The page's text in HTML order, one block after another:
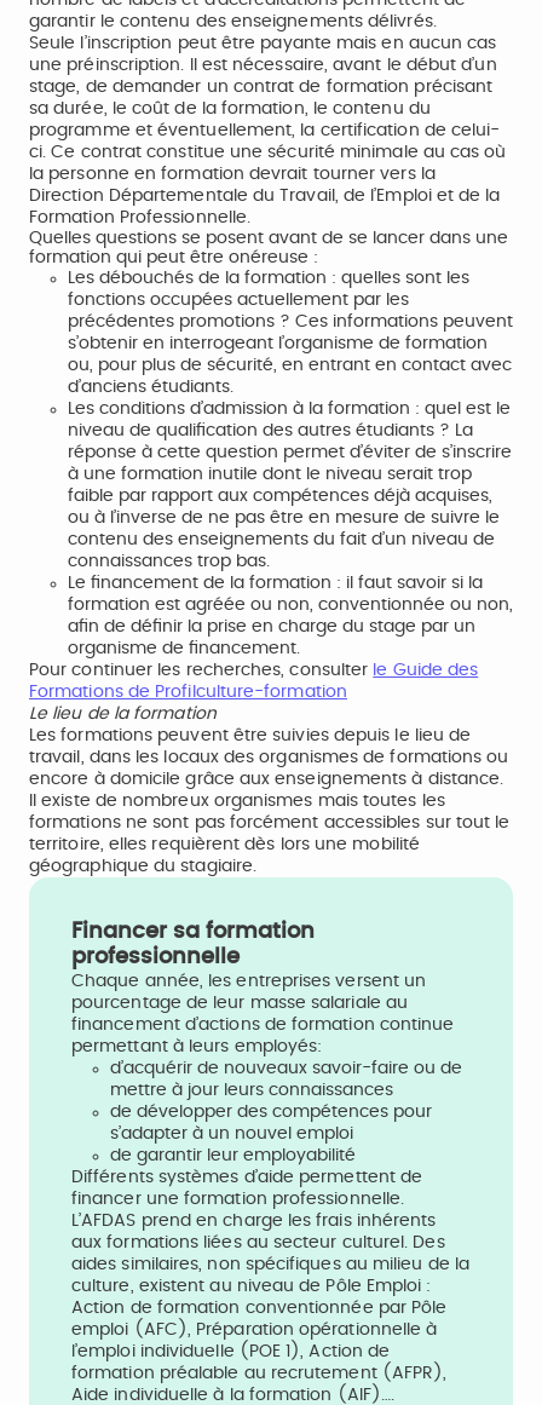
garantir le contenu des enseignements délivrés.
Seule l’inscription peut être payante mais en aucun cas
une préinscription. Il est nécessaire, avant le début d’un
stage, de demander un contrat de formation précisant
sa durée, le coût de la formation, le contenu du
programme et éventuellement, la certification de celui-
ci. Ce contrat constitue une sécurité minimale au cas où
la personne en formation devrait tourner vers la
Direction Départementale du Travail, de l’Emploi et de la
Formation Professionnelle.
Quelles questions se posent avant de se lancer dans une
formation qui peut être onéreuse :
Les débouchés de la formation : quelles sont les
fonctions occupées actuellement par les
précédentes promotions ? Ces informations peuvent
s’obtenir en interrogeant l’organisme de formation
ou, pour plus de sécurité, en entrant en contact avec
d’anciens étudiants.
Les conditions d’admission à la formation : quel est le
niveau de qualification des autres étudiants ? La
réponse à cette question permet d’éviter de s’inscrire
à une formation inutile dont le niveau serait trop
faible par rapport aux compétences déjà acquises,
ou à l’inverse de ne pas être en mesure de suivre le
contenu des enseignements du fait d’un niveau de
connaissances trop bas.
Le financement de la formation : il faut savoir si la
formation est agréée ou non, conventionnée ou non,
afin de définir la prise en charge du stage par un
organisme de financement.
Pour continuer les recherches, consulter le Guide des
Formations de Profilculture-formation
Le lieu de la formation
Les formations peuvent être suivies depuis le lieu de
travail, dans les locaux des organismes de formations ou
encore à domicile grâce aux enseignements à distance.
Il existe de nombreux organismes mais toutes les
formations ne sont pas forcément accessibles sur tout le
territoire, elles requièrent dès lors une mobilité
géographique du stagiaire.
Financer sa formation
professionnelle
Chaque année, les entreprises versent un
pourcentage de leur masse salariale au
financement d’actions de formation continue
permettant à leurs employés:
d’acquérir de nouveaux savoir-faire ou de
mettre à jour leurs connaissances
de développer des compétences pour
s’adapter à un nouvel emploi
de garantir leur employabilité
Différents systèmes d’aide permettent de
financer une formation professionnelle.
L’AFDAS prend en charge les frais inhérents
aux formations liées au secteur culturel. Des
aides similaires, non spécifiques au milieu de la
culture, existent au niveau de Pôle Emploi :
Action de formation conventionnée par Pôle
emploi (AFC), Préparation opérationnelle à
l’emploi individuelle (POE 1), Action de
formation préalable au recrutement (AFPR),
Aide individuelle à la formation (AIF)….